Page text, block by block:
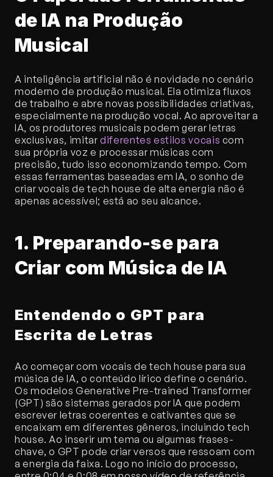
de IA na Produção
Musical
A inteligência artificial não é novidade no cenário
moderno de produção musical. Ela otimiza fluxos
de trabalho e abre novas possibilidades criativas,
especialmente na produção vocal. Ao aproveitar a
IA, os produtores musicais podem gerar letras
exclusivas, imitar diferentes estilos vocais com
sua própria voz e processar músicas com
precisão, tudo isso economizando tempo. Com
essas ferramentas baseadas em IA, o sonho de
criar vocais de tech house de alta energia não é
apenas acessível; está ao seu alcance.
1. Preparando-se para
Criar com Música de IA
Entendendo o GPT para
Escrita de Letras
Ao começar com vocais de tech house para sua
música de IA, o conteúdo lírico define o cenário.
Os modelos Generative Pre-trained Transformer
(GPT) são sistemas gerados por IA que podem
escrever letras coerentes e cativantes que se
encaixam em diferentes gêneros, incluindo tech
house. Ao inserir um tema ou algumas frases-
chave, o GPT pode criar versos que ressoam com
a energia da faixa. Logo no início do processo,